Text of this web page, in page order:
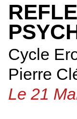
Cycle
Pierre
Le 21